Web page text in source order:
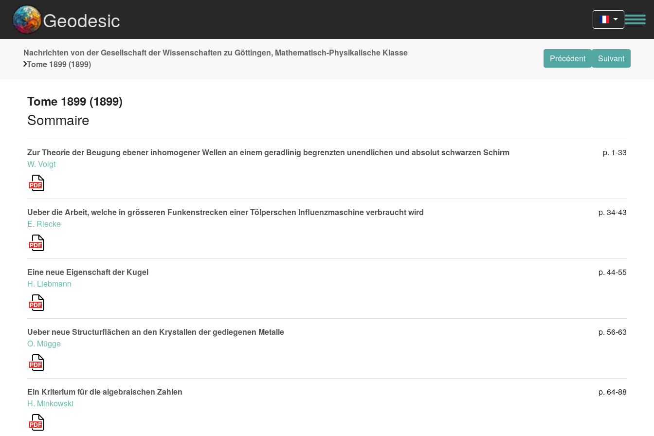
Geodesic
Nachrichten von der Gesellschaft der Wissenschaften zu Göttingen, Mathematisch-Physikalische Klasse
Tome 1899 (1899)
Précédent Suivant
Tome 1899 (1899)
Sommaire
Zur Theorie der Beugung ebener inhomogener Wellen an einem geradlinig begrenzten unendlichen und absolut schwarzen Schirm
W. Voigt
p. 1-33
Ueber die Arbeit, welche in grösseren Funkenstrecken einer Tölperschen Influenzmaschine verbraucht wird
E. Riecke
p. 34-43
Eine neue Eigenschaft der Kugel
H. Liebmann
p. 44-55
Ueber neue Structurflächen an den Krystallen der gediegenen Metalle
O. Mügge
p. 56-63
Ein Kriterium für die algebraischen Zahlen
H. Minkowski
p. 64-88